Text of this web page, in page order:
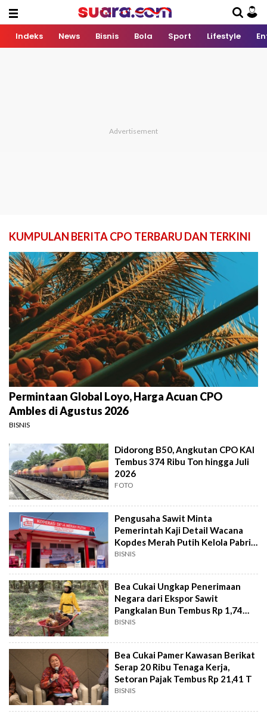
Indeks News Bisnis Bola Sport Lifestyle
KUMPULAN BERITA CPO TERBARU DAN TERKINI
Permintaan Global Loyo, Harga Acuan CPO
Ambles di Agustus 2026
BISNIS
Didorong B50, Angkutan CPO KAI
Tembus 374 Ribu Ton hingga Juli
2026
FOTO
Pengusaha Sawit Minta
Pemerintah Kaji Detail Wacana
Kopdes Merah Putih Kelola Pabrik
CPO
BISNIS
Bea Cukai Ungkap Penerimaan
Negara dari Ekspor Sawit
Pangkalan Bun Tembus Rp 1,74
Triliun
BISNIS
Bea Cukai Pamer Kawasan Berikat
Serap 20 Ribu Tenaga Kerja,
Setoran Pajak Tembus Rp 21,41 T
BISNIS